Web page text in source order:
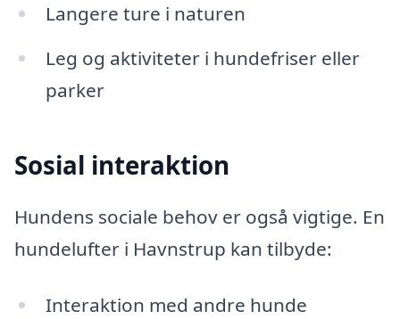
Langere ture i naturen
Leg og aktiviteter i hundefriser eller
parker
Sosial interaktion
Hundens sociale behov er også vigtige. En
hundelufter i Havnstrup kan tilbyde:
Interaktion med andre hunde